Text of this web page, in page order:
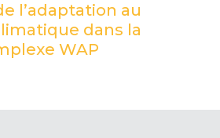
l’adaptation au
dans la
WAP